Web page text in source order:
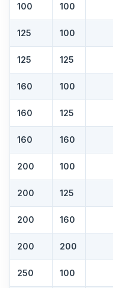
100 100
125 100
125 125
160 100
160 125
160 160
200 100
200 125
200 160
200 200
250 100